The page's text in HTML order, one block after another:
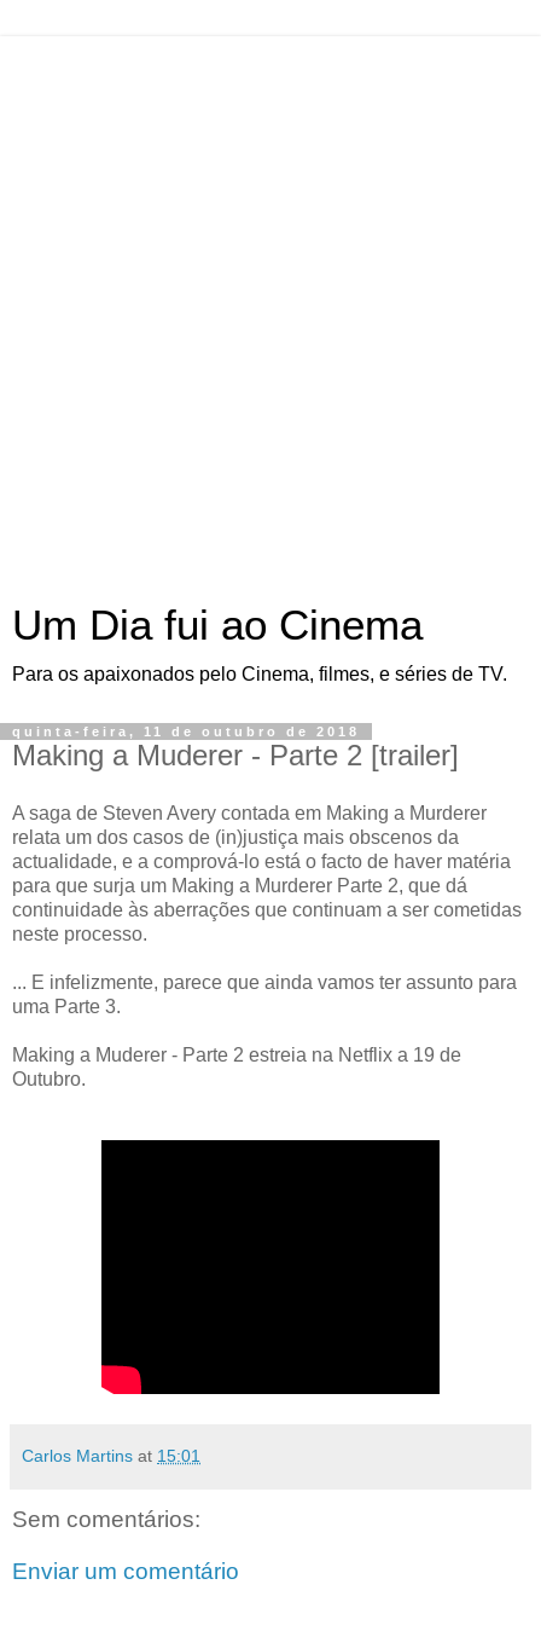
Um Dia fui ao Cinema
Para os apaixonados pelo Cinema, filmes, e séries de TV.
quinta-feira, 11 de outubro de 2018
Making a Muderer - Parte 2 [trailer]
A saga de Steven Avery contada em Making a Murderer
relata um dos casos de (in)justiça mais obscenos da
actualidade, e a comprová-lo está o facto de haver matéria
para que surja um Making a Murderer Parte 2, que dá
continuidade às aberrações que continuam a ser cometidas
neste processo.
... E infelizmente, parece que ainda vamos ter assunto para
uma Parte 3.
Making a Muderer - Parte 2 estreia na Netflix a 19 de
Outubro.
Carlos Martins at 15:01
Sem comentários:
Enviar um comentário